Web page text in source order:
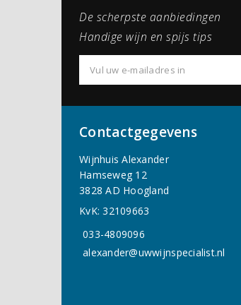
De scherpste aanbiedingen
Handige wijn en spijs tips
Contactgegevens
Wijnhuis Alexander
Hamseweg 12
3828 AD Hoogland
KvK: 32109663
033-4809096
alexander@uwwijnspecialist.nl